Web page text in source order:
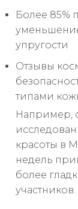
Более 85%
упругости
Отзывы
типами
Например,
красоты в
недель
более
участников.